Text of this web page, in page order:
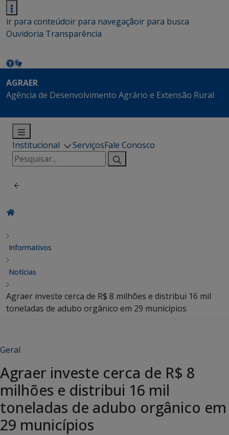
ir para conteúdoir para navegaçãoir para busca
Ouvidoria Transparência
AGRAER
Agência de Desenvolvimento Agrário e Extensão Rural
Institucional ServiçosFale Conosco
Pesquisar
por:
Informativos
Notícias
Agraer investe cerca de R$ 8 milhões e distribui 16 mil
toneladas de adubo orgânico em 29 municípios
Geral
Agraer investe cerca de R$ 8
milhões e distribui 16 mil
toneladas de adubo orgânico em
29 municípios